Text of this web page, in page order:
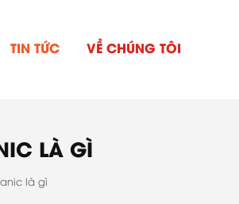
TIN TỨC VỀ CHÚNG TÔI
LÀ GÌ
là gì